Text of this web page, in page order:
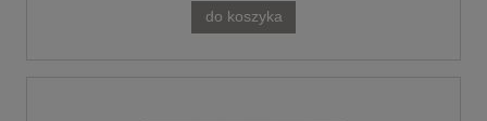
do koszyka